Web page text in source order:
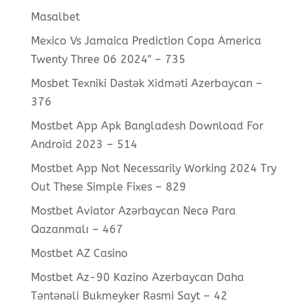
Masalbet
Mexico Vs Jamaica Prediction Copa America
Twenty Three 06 2024" – 735
Mosbet Texniki Dəstək Xidməti Azerbaycan –
376
Mostbet App Apk Bangladesh Download For
Android 2023 – 514
Mostbet App Not Necessarily Working 2024 Try
Out These Simple Fixes – 829
Mostbet Aviator Azərbaycan Necə Para
Qazanmalı – 467
Mostbet AZ Casino
Mostbet Az-90 Kazino Azerbaycan Daha
Təntənəli Bukmeyker Rəsmi Sayt – 42